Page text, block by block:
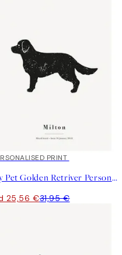
PRINT
My Pet Golden Retriver Personal Plagát
25,56 €31,95 €